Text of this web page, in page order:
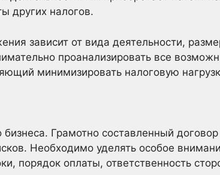
других налогов.
зависит от вида деятельности,
проанализировать все
минимизировать налоговую
Грамотно составленный
Необходимо уделять особое
порядок оплаты, ответственность